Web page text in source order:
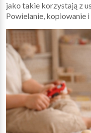
jako takie korzystają z
Powielanie, kopiowanie i